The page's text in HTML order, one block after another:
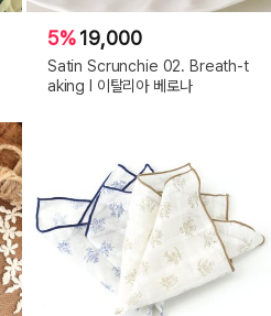
5%19,000
Satin Scrunchie 02. Breath-t
aking l 이탈리아 베로나